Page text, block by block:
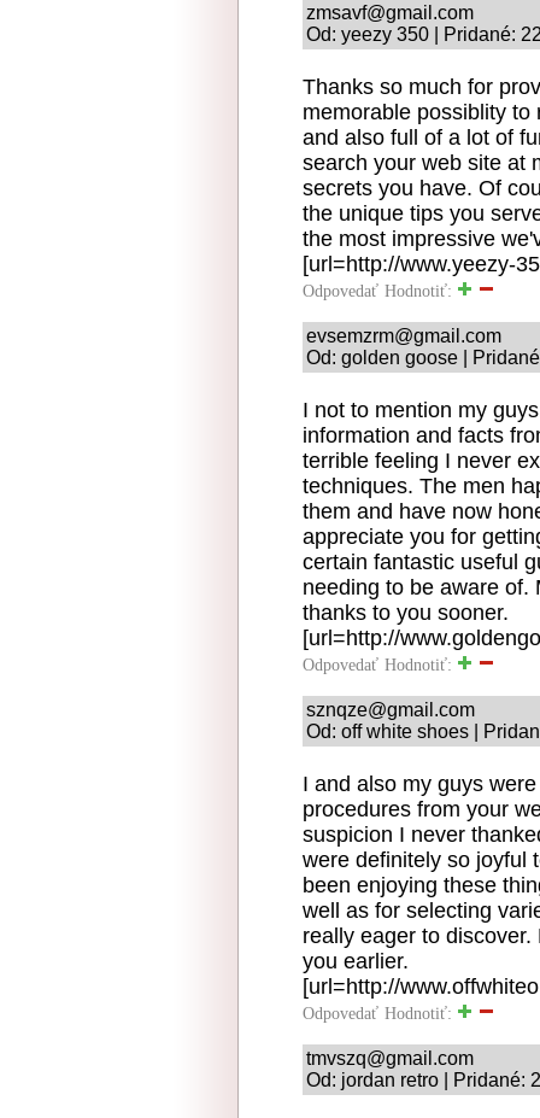
zmsavf@gmail.com
Od: yeezy 350 | Pridané:
Thanks so much for
memorable possiblity
and also full of a lot of
search your web site at
secrets you have. Of
the unique tips you
the most impressive
[url=http://www.yeezy-
Odpovedať Hodnotiť:
evsemzrm@gmail.com
Od: golden goose |
I not to mention my
information and facts
terrible feeling I never
techniques. The men
them and have now
appreciate you for
certain fantastic useful
needing to be aware of.
thanks to you sooner.
[url=http://
Odpovedať Hodnotiť:
sznqze@gmail.com
Od: off white shoes |
I and also my guys
procedures from your
suspicion I never
were definitely so joyful
been enjoying these
well as for selecting
really eager to
you earlier.
[url=http://
Odpovedať Hodnotiť:
tmvszq@gmail.com
Od: jordan retro | Pridané: